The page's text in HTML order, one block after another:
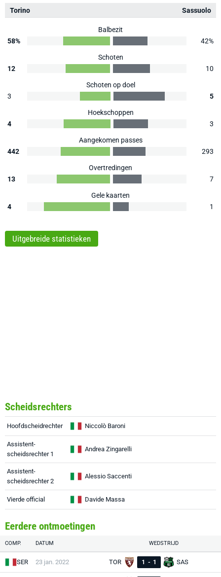
Torino Sassuolo
Balbezit
58%
42%
Schoten
12
10
Schoten op doel
3
5
Hoekschoppen
4
3
Aangekomen passes
442
293
Overtredingen
13
7
Gele kaarten
4
1
Uitgebreide statistieken
Scheidsrechters
Hoofdscheidrechter Niccolò Baroni
Assistent-
scheidsrechter 1
Andrea Zingarelli
Assistent-
scheidsrechter 2
Alessio Saccenti
Vierde official Davide Massa
Eerdere ontmoetingen
COMP. DATUM WEDSTRIJD
SER 23 jan. 2022 TOR 1 - 1 SAS